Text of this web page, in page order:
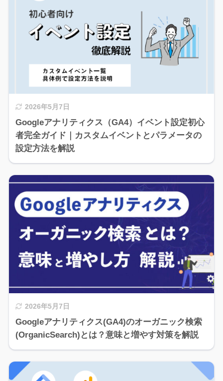
2026年5月7日
Googleアナリティクス（GA4）イベント設定初心
者完全ガイド｜カスタムイベントとパラメータの
設定方法を解説
2026年5月7日
Googleアナリティクス(GA4)のオーガニック検索
(OrganicSearch)とは？意味と増やす対策を解説